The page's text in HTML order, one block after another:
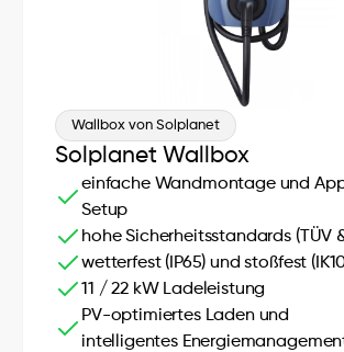
Wallbox von Solplanet
Solplanet Wallbox
einfache Wandmontage und
Setup
hohe Sicherheitsstandards (TÜV
wetterfest (IP65) und stoßfest
11 / 22 kW Ladeleistung
PV-optimiertes Laden und
intelligentes